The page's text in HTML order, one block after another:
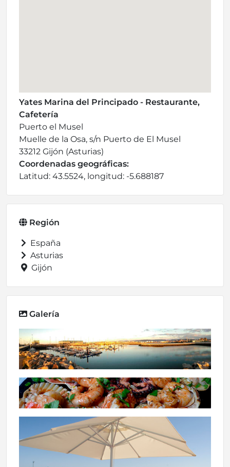
Yates Marina del Principado - Restaurante,
Cafetería
Puerto el Musel
Muelle de la Osa, s/n Puerto de El Musel
33212 Gijón (Asturias)
Coordenadas geográficas:
Latitud: 43.5524, longitud: -5.688187
Región
España
Asturias
Gijón
Galería